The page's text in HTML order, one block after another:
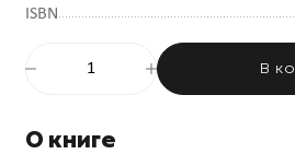
ISBN
В
О книге